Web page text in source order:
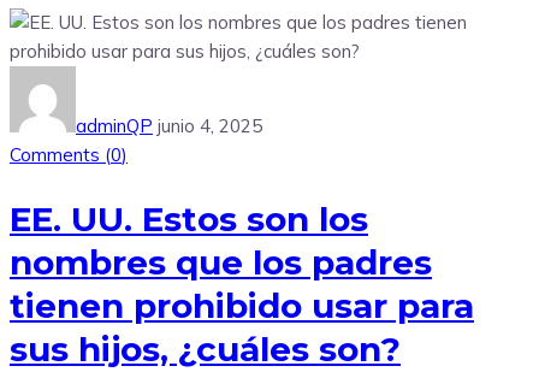
adminQP junio 4, 2025
Comments (0)
EE. UU. Estos son los
nombres que los padres
tienen prohibido usar para
sus hijos, ¿cuáles son?